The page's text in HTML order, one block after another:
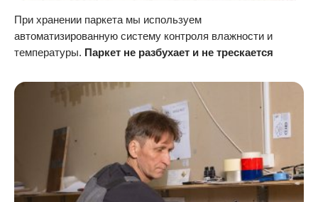
При хранении паркета мы используем
автоматизированную систему контроля влажности и
температуры. Паркет не разбухает и не трескается